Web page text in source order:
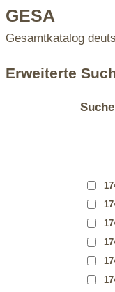
GESA
Gesamtkatalog
Erweiterte